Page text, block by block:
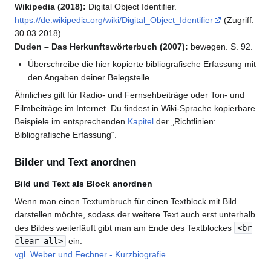
Wikipedia (2018): Digital Object Identifier.
https://de.wikipedia.org/wiki/Digital_Object_Identifier
(Zugriff:
30.03.2018).
Duden – Das Herkunftswörterbuch (2007): bewegen. S. 92.
Überschreibe die hier kopierte bibliografische Erfassung mit
den Angaben deiner Belegstelle.
Ähnliches gilt für Radio- und Fernsehbeiträge oder Ton- und
Filmbeiträge im Internet. Du findest in Wiki-Sprache kopierbare
Beispiele im entsprechenden Kapitel der „Richtlinien:
Bibliografische Erfassung“.
Bilder und Text anordnen
Bild und Text als Block anordnen
Wenn man einen Textumbruch für einen Textblock mit Bild
darstellen möchte, sodass der weitere Text auch erst unterhalb
des Bildes weiterläuft gibt man am Ende des Textblockes <br
clear=all> ein.
vgl. Weber und Fechner - Kurzbiografie